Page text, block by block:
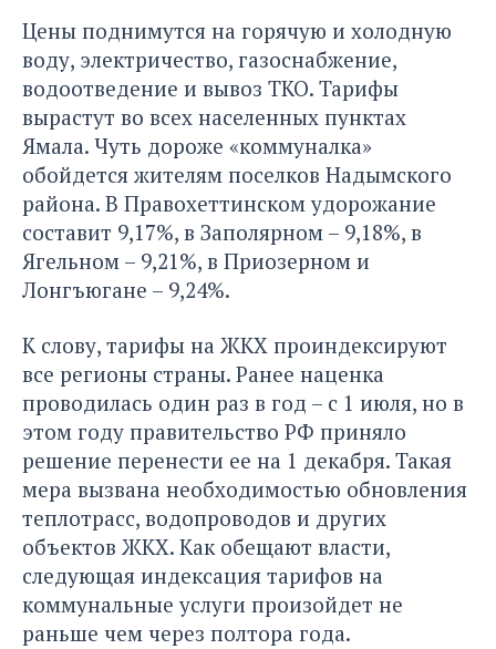
Цены поднимутся на горячую и холодную
воду, электричество, газоснабжение,
водоотведение и вывоз ТКО. Тарифы
вырастут во всех населенных пунктах
Ямала. Чуть дороже «коммуналка»
обойдется жителям поселков Надымского
района. В Правохеттинском удорожание
составит 9,17%, в Заполярном – 9,18%, в
Ягельном – 9,21%, в Приозерном и
Лонгъюгане – 9,24%.
К слову, тарифы на ЖКХ проиндексируют
все регионы страны. Ранее наценка
проводилась один раз в год – с 1 июля, но в
этом году правительство РФ приняло
решение перенести ее на 1 декабря. Такая
мера вызвана необходимостью обновления
теплотрасс, водопроводов и других
объектов ЖКХ. Как обещают власти,
следующая индексация тарифов на
коммунальные услуги произойдет не
раньше чем через полтора года.